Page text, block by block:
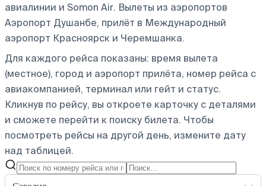
авиалинии и Somon Air. Вылеты из аэропортов
Аэропорт Душанбе, прилёт в Международный
аэропорт Красноярск и Черемшанка.
Для каждого рейса показаны: время вылета
(местное), город и аэропорт прилёта, номер рейса с
авиакомпанией, терминал или гейт и статус.
Кликнув по рейсу, вы откроете карточку с деталями
и сможете перейти к поиску билета. Чтобы
посмотреть рейсы на другой день, измените дату
над таблицей.